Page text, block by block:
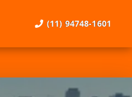
(11) 94748-1601